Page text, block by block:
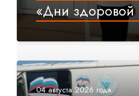
«Дни здоровой
04 августа 2026 года